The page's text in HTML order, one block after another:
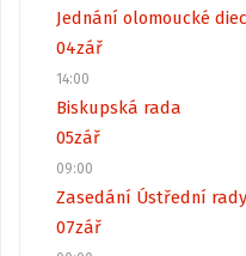
Jednání olomoucké
04zář
14:00
Biskupská rada
05zář
09:00
Zasedání Ústřední rady
07zář